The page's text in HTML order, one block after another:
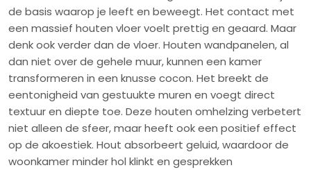
de basis waarop je leeft en beweegt. Het contact met
een massief houten vloer voelt prettig en geaard. Maar
denk ook verder dan de vloer. Houten wandpanelen, al
dan niet over de gehele muur, kunnen een kamer
transformeren in een knusse cocon. Het breekt de
eentonigheid van gestuukte muren en voegt direct
textuur en diepte toe. Deze houten omhelzing verbetert
niet alleen de sfeer, maar heeft ook een positief effect
op de akoestiek. Hout absorbeert geluid, waardoor de
woonkamer minder hol klinkt en gesprekken